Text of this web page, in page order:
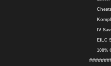
IV
EfLC
100%